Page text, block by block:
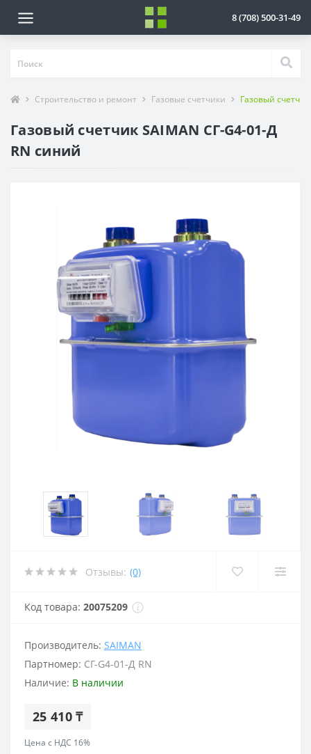
8 (708) 500-31-49
Строительство и ремонт Газовые счетчики Газовый
Газовый счетчик SAIMAN СГ-G4-01-Д
RN синий
Отзывы: (0)
Код товара: 20075209
Производитель: SAIMAN
Партномер: СГ-G4-01-Д RN
Наличие: В наличии
25 410 ₸
Цена с НДС 16%